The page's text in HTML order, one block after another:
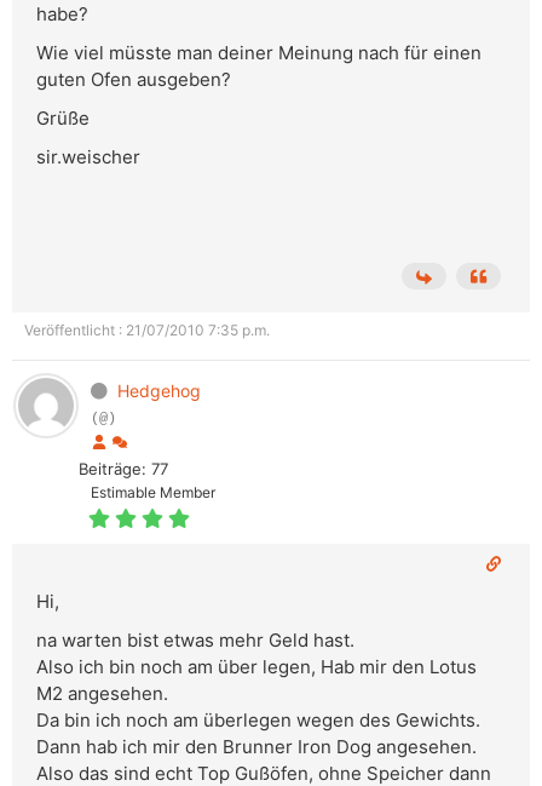
habe?
Wie viel müsste man deiner Meinung nach für einen
guten Ofen ausgeben?
Grüße
sir.weischer
Veröffentlicht : 21/07/2010 7:35 p.m.
Hedgehog
(@)
Beiträge: 77
Estimable Member
Hi,
na warten bist etwas mehr Geld hast.
Also ich bin noch am über legen, Hab mir den Lotus
M2 angesehen.
Da bin ich noch am überlegen wegen des Gewichts.
Dann hab ich mir den Brunner Iron Dog angesehen.
Also das sind echt Top Gußöfen, ohne Speicher dann